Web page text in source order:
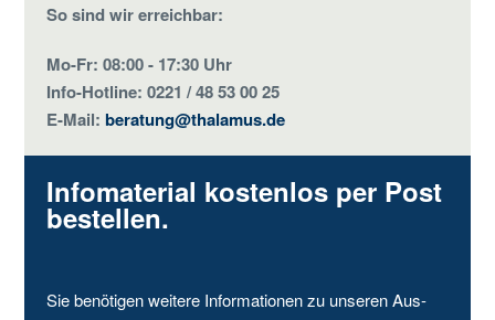
So sind wir erreichbar:
Mo-Fr: 08:00 - 17:30 Uhr
Info-Hotline: 0221 / 48 53 00 25
E-Mail:beratung@thalamus.de
Infomaterial kostenlos per Post
bestellen.
Sie benötigen weitere Informationen zu unseren Aus-